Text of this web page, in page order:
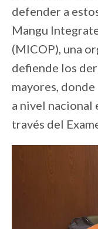
defender a
Mangu
(MICOP), una
defiende los
mayores,
a nivel nacional
través del